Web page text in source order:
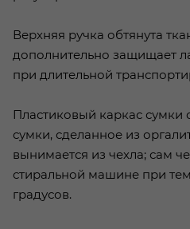
Верхняя ручка обтянута
дополнительно защищает
при длительной
Пластиковый каркас
сумки, сделанное из
вынимается из чехла; сам
стиральной машине при
градусов.